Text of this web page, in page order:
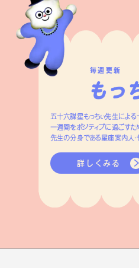
毎週更新
五十六謀星もっちぃ先生による
一週間をポジティブに過ごすた
先生の分身である星座案内人・
詳しくみる